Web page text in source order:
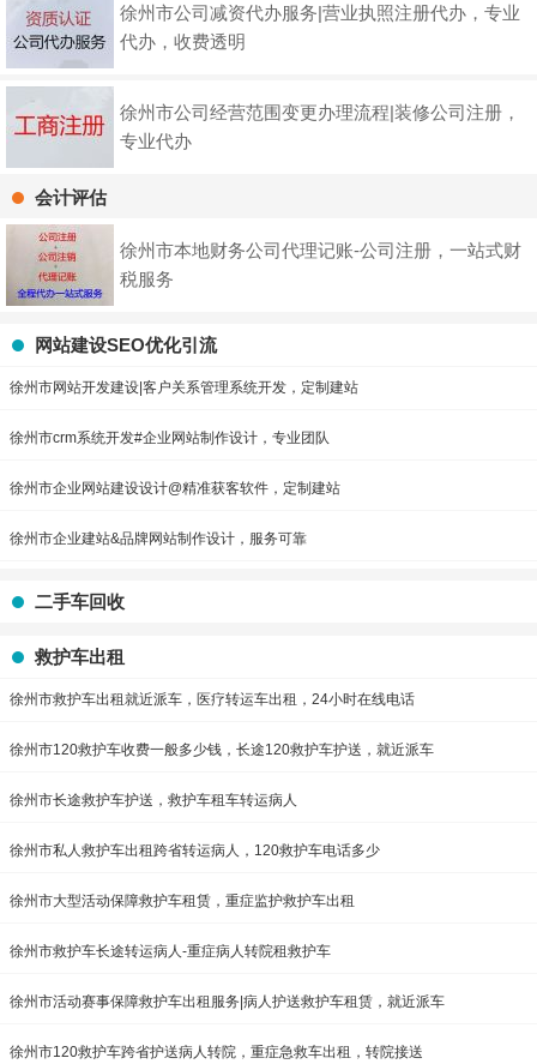
徐州市公司减资代办服务|营业执照注册代办，专业
代办，收费透明
徐州市公司经营范围变更办理流程|装修公司注册，
专业代办
会计评估
徐州市本地财务公司代理记账-公司注册，一站式财
税服务
网站建设SEO优化引流
徐州市网站开发建设|客户关系管理系统开发，定制建站
徐州市crm系统开发#企业网站制作设计，专业团队
徐州市企业网站建设设计@精准获客软件，定制建站
徐州市企业建站&品牌网站制作设计，服务可靠
二手车回收
救护车出租
徐州市救护车出租就近派车，医疗转运车出租，24小时在线电话
徐州市120救护车收费一般多少钱，长途120救护车护送，就近派车
徐州市长途救护车护送，救护车租车转运病人
徐州市私人救护车出租跨省转运病人，120救护车电话多少
徐州市大型活动保障救护车租赁，重症监护救护车出租
徐州市救护车长途转运病人-重症病人转院租救护车
徐州市活动赛事保障救护车出租服务|病人护送救护车租赁，就近派车
徐州市120救护车跨省护送病人转院，重症急救车出租，转院接送